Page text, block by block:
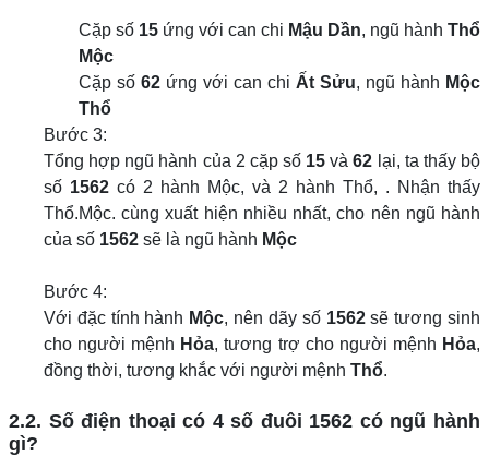
Cặp số 15 ứng với can chi Mậu Dần, ngũ hành Thổ
Mộc
Cặp số 62 ứng với can chi Ất Sửu, ngũ hành Mộc
Thổ
Bước 3:
Tổng hợp ngũ hành của 2 cặp số 15 và62 lại, ta thấy bộ
số 1562 có 2 hành Mộc, và 2 hành Thổ, . Nhận thấy
Thổ.Mộc. cùng xuất hiện nhiều nhất, cho nên ngũ hành
của số 1562 sẽ là ngũ hành Mộc
Bước 4:
Với đặc tính hành Mộc, nên dãy số 1562sẽ tương sinh
cho người mệnh Hỏa, tương trợ cho người mệnh Hỏa,
đồng thời, tương khắc với người mệnh Thổ.
2.2. Số điện thoại có 4 số đuôi 1562 có ngũ hành
gì?